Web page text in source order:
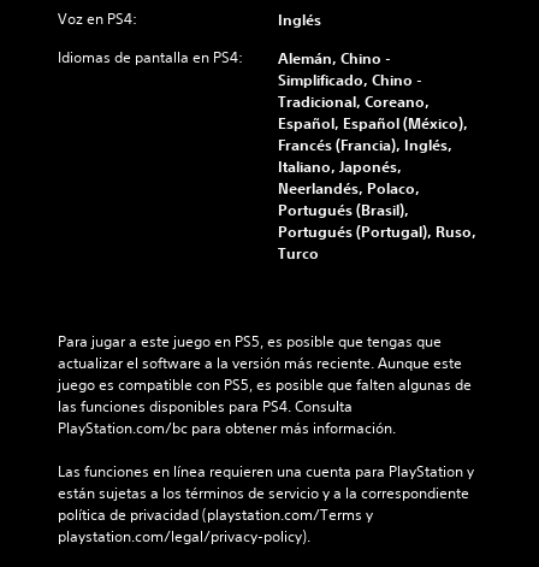
Voz en PS4: Inglés
Idiomas de pantalla en PS4:
Alemán, Chino -
Simplificado, Chino -
Tradicional, Coreano,
Español, Español (México),
Francés (Francia), Inglés,
Italiano, Japonés,
Neerlandés, Polaco,
Portugués (Brasil),
Portugués (Portugal), Ruso,
Turco
Para jugar a este juego en PS5, es posible que tengas que
actualizar el software a la versión más reciente. Aunque este
juego es compatible con PS5, es posible que falten algunas de
las funciones disponibles para PS4. Consulta
PlayStation.com/bc para obtener más información.
Las funciones en línea requieren una cuenta para PlayStation y
están sujetas a los términos de servicio y a la correspondiente
política de privacidad (playstation.com/Terms y
playstation.com/legal/privacy-policy).